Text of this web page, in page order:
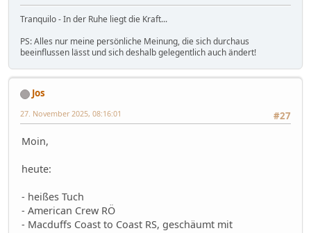
Tranquilo - In der Ruhe liegt die Kraft...
PS: Alles nur meine persönliche Meinung, die sich durchaus
beeinflussen lässt und sich deshalb gelegentlich auch ändert!
Jos
#27
27. November 2025, 08:16:01
Moin,
heute:
- heißes Tuch
- American Crew RÖ
- Macduffs Coast to Coast RS, geschäumt mit